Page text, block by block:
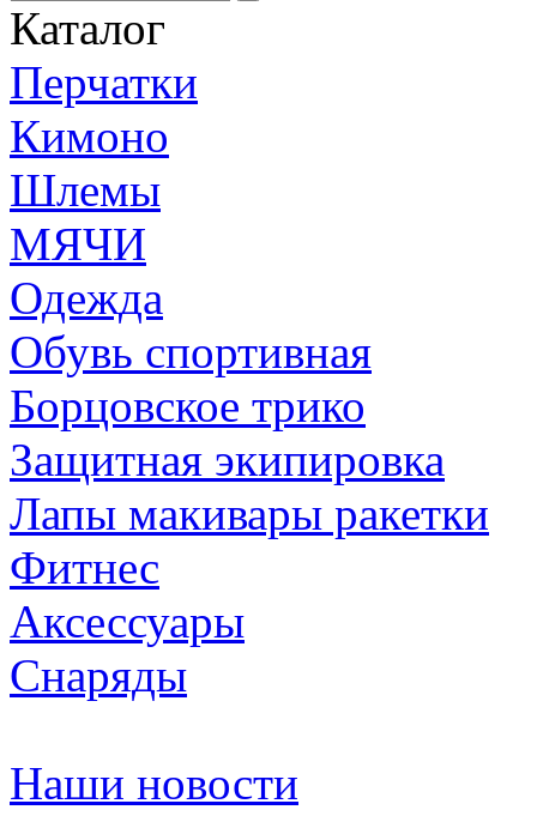
Каталог
Перчатки
Кимоно
Шлемы
МЯЧИ
Одежда
Обувь спортивная
Борцовское трико
Защитная экипировка
Лапы макивары ракетки
Фитнес
Аксессуары
Снаряды
Наши новости